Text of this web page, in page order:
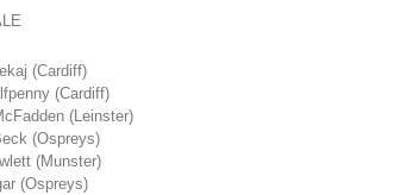
(Cardiff)
(Cardiff)
(Leinster)
(Ospreys)
(Munster)
(Ospreys)